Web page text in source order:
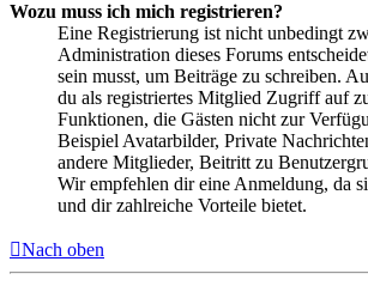
Wozu muss ich mich registrieren?
Eine Registrierung ist nicht unbedingt
Administration dieses Forums
sein musst, um Beiträge zu schreiben.
du als registriertes Mitglied Zugriff auf
Funktionen, die Gästen nicht zur
Beispiel Avatarbilder, Private
andere Mitglieder, Beitritt zu
Wir empfehlen dir eine Anmeldung, da
und dir zahlreiche Vorteile bietet.
Nach oben